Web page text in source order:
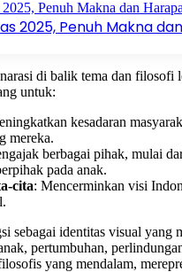
2025, Penuh Makna
di balik tema dan
untuk:
kesadaran
mereka.
berbagai pihak, mulai
pada anak.
cita: Mencerminkan visi
sebagai identitas visual yang
pertumbuhan,
yang mendalam,